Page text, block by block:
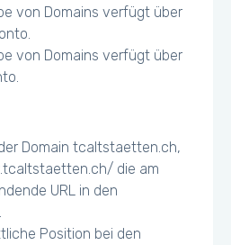
von Domains verfügt über
von Domains verfügt über
Domain tcaltstaetten.ch,
die am
URL in den
Position bei den